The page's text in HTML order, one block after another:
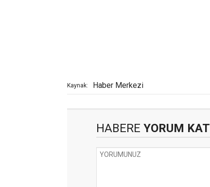
Kaynak: Haber Merkezi
HABERE YORUM KAT